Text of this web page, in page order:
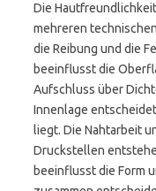
Die
mehreren
die Reibung und die
beeinflusst die
Aufschluss über
Innenlage
liegt. Die Nahtarbeit
Druckstellen
beeinflusst die Form